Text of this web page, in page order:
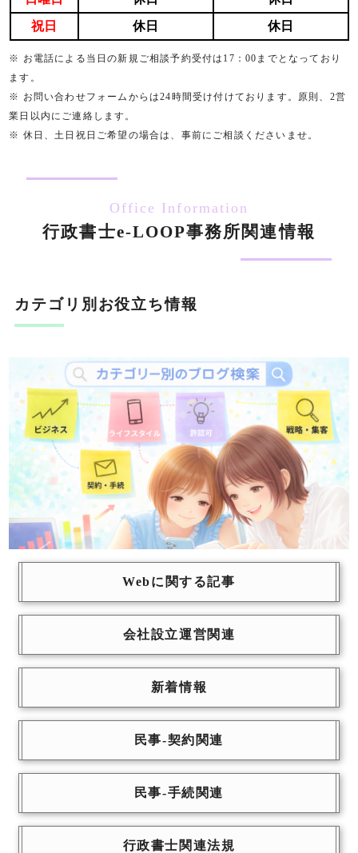
祝日
休日 休日
※ お電話による当日の新規ご相談予約受付は17：00までとなっており
ます。
※ お問い合わせフォームからは24時間受け付けております。原則、2営
業日以内にご連絡します。
※ 休日、土日祝日ご希望の場合は、事前にご相談くださいませ。
Office Information
行政書士e-LOOP事務所関連情報
カテゴリ別お役立ち情報
Webに関する記事
会社設立運営関連
新着情報
民事-契約関連
民事-手続関連
行政書士関連法規